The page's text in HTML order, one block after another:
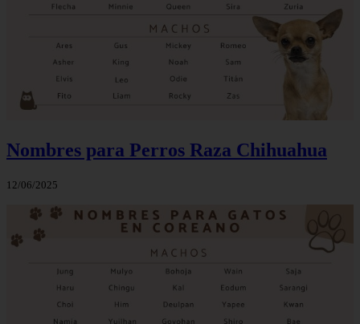
Nombres para Perros Raza Chihuahua
12/06/2025